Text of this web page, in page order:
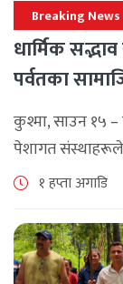
Breaking News
धार्मिक
पर्वतका
कुश्मा, साउन १५ –
पेशागत संस्थाहरूले
सामाजिक एकता र
१ हप्ता अगाडि